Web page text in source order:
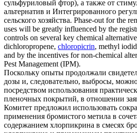
сульфуриловый фтор), а также от
альтернатив и Интегрированного
сельского хозяйства. Phase-out for the
uses will be greatly influenced by the
controls on several key chemical
dichloropropene, chloropicrin, methyl
and by the incentives for non-chemical
Pest Management (IPM).
Поскольку опыты продолжали
дозы и, следовательно, выбросы,
посредством использования
пленочных покрытий, в отношении
Комитет предложил использовать
применения бромистого метила в
содержанием хлорпикрина в смесях